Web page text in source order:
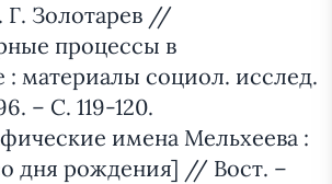
Золотарев //
процессы в
: материалы социол. исслед.
– С. 119-120.
имена Мельхеева :
дня рождения] // Вост. –